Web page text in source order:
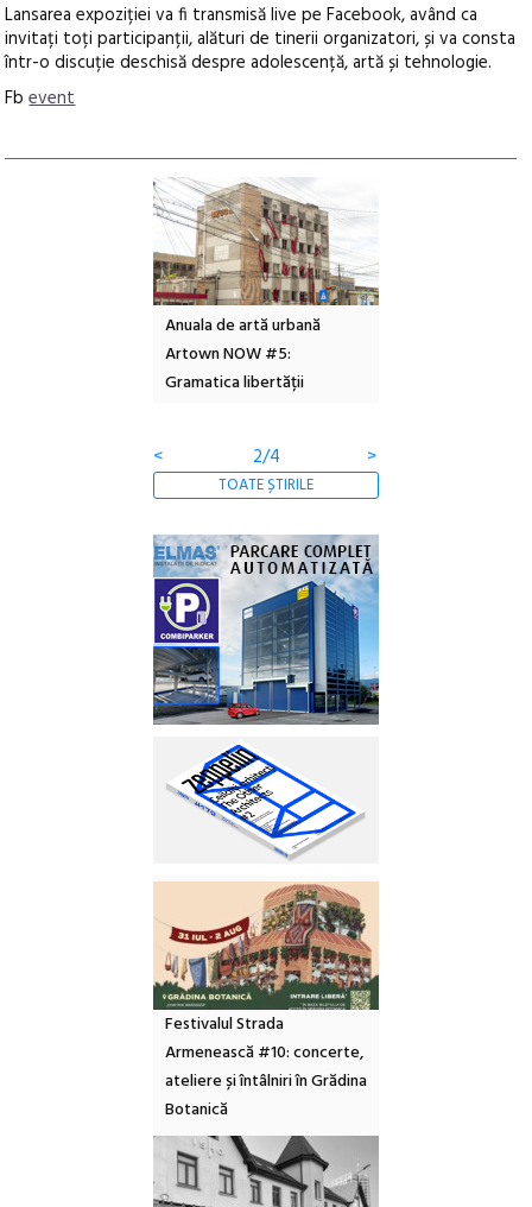
Lansarea expoziției va fi transmisă live pe Facebook, având ca
invitați toți participanții, alături de tinerii organizatori, și va consta
într-o discuție deschisă despre adolescență, artă și tehnologie.
Fbevent
Anuala de artă urbană
Artown NOW #5:
Gramatica libertății
< 2/4 >
TOATE ȘTIRILE
Festivalul Strada
Armenească #10: concerte,
ateliere și întâlniri în Grădina
Botanică